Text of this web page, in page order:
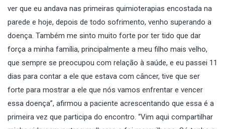
ver que eu andava nas primeiras quimioterapias encostada na
parede e hoje, depois de todo sofrimento, venho superando a
doença. Também me sinto muito forte por ter tido que dar
força a minha família, principalmente a meu filho mais velho,
que sempre se preocupou com relação à saúde, e eu passei 11
dias para contar a ele que estava com câncer, tive que ser
forte para mostrar a ele que nós vamos enfrentar e vencer
essa doença”, afirmou a paciente acrescentando que essa é a
primeira vez que participa do encontro. “Vim aqui compartilhar